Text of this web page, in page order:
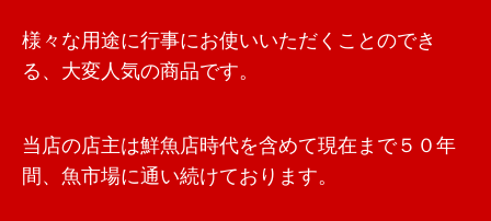
様々な用途に行事にお使いいただくことのでき
る、大変人気の商品です。
当店の店主は鮮魚店時代を含めて現在まで５０年
間、魚市場に通い続けております。